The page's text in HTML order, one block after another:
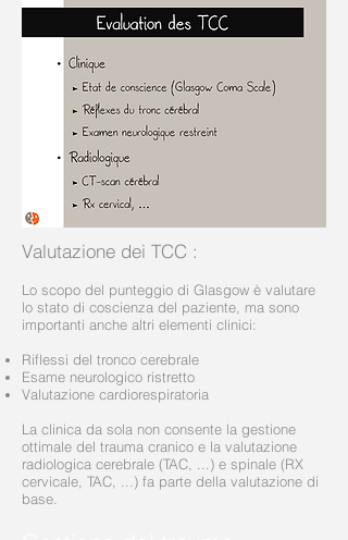
Valutazione dei TCC :
Lo scopo del punteggio di Glasgow è valutare
lo stato di coscienza del paziente, ma sono
importanti anche altri elementi clinici:
Riflessi del tronco cerebrale
Esame neurologico ristretto
Valutazione cardiorespiratoria
La clinica da sola non consente la gestione
ottimale del trauma cranico e la valutazione
radiologica cerebrale (TAC, ...) e spinale (RX
cervicale, TAC, ...) fa parte della valutazione di
base.